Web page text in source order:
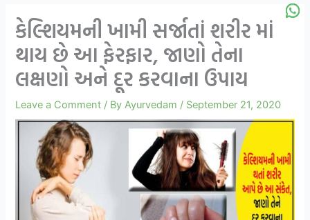
કેલ્શિયમની ખામી સર્જાતાં શરીર માં
થાય છે આ ફેરફાર, જાણો તેના
લક્ષણો અને દૂર કરવાના ઉપાય
Leave a Comment / ByAyurvedam / September 21, 2020